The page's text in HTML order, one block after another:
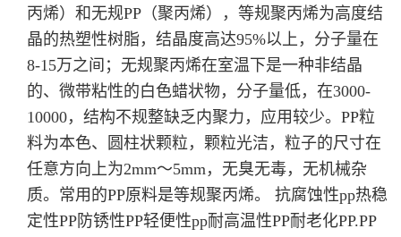
丙烯）和无规PP（聚丙烯），等规聚丙烯为高度结
晶的热塑性树脂，结晶度高达95%以上，分子量在
8-15万之间；无规聚丙烯在室温下是一种非结晶
的、微带粘性的白色蜡状物，分子量低，在3000-
10000，结构不规整缺乏内聚力，应用较少。PP粒
料为本色、圆柱状颗粒，颗粒光洁，粒子的尺寸在
任意方向上为2mm～5mm，无臭无毒，无机械杂
质。常用的PP原料是等规聚丙烯。 抗腐蚀性pp热稳
定性PP防锈性PP轻便性pp耐高温性PP耐老化PP.PP